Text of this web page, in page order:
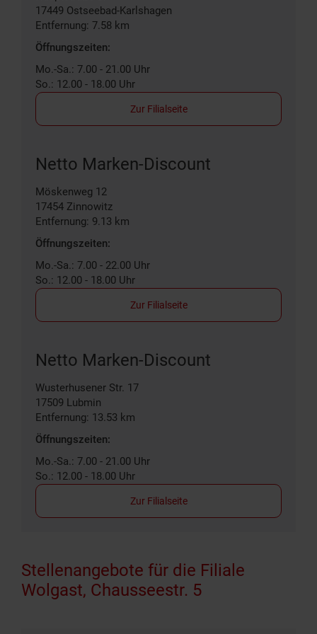
17449 Ostseebad-Karlshagen
Entfernung: 7.58 km
Öffnungszeiten:
Mo.-Sa.: 7.00 - 21.00 Uhr
So.: 12.00 - 18.00 Uhr
Zur Filialseite
Netto Marken-Discount
Möskenweg 12
17454 Zinnowitz
Entfernung: 9.13 km
Öffnungszeiten:
Mo.-Sa.: 7.00 - 22.00 Uhr
So.: 12.00 - 18.00 Uhr
Zur Filialseite
Netto Marken-Discount
Wusterhusener Str. 17
17509 Lubmin
Entfernung: 13.53 km
Öffnungszeiten:
Mo.-Sa.: 7.00 - 21.00 Uhr
So.: 12.00 - 18.00 Uhr
Zur Filialseite
Stellenangebote für die Filiale
Wolgast, Chausseestr. 5